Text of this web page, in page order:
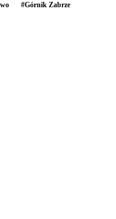
#Górnik Zabrze